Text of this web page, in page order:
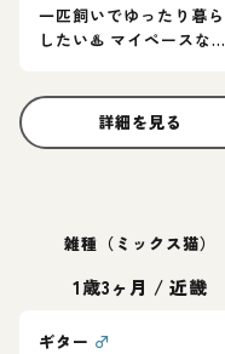
一匹飼いでゆったり暮ら
したい♨️ マイペースなア
詳細を見る
雑種（ミックス猫）
1歳3ヶ月 /近畿
ギター ♂